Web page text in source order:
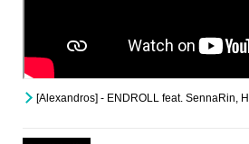
[Alexandros] - ENDROLL feat. SennaRin,